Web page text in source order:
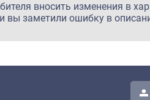
вносить изменения в
вы заметили ошибку в